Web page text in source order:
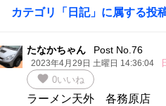
カテゴリ「 日記」に属する投
たなかちゃん Post No.76
2023年4月29日 土曜日 14:36:04
favorite 0いいね
ラーメン天外 各務原店